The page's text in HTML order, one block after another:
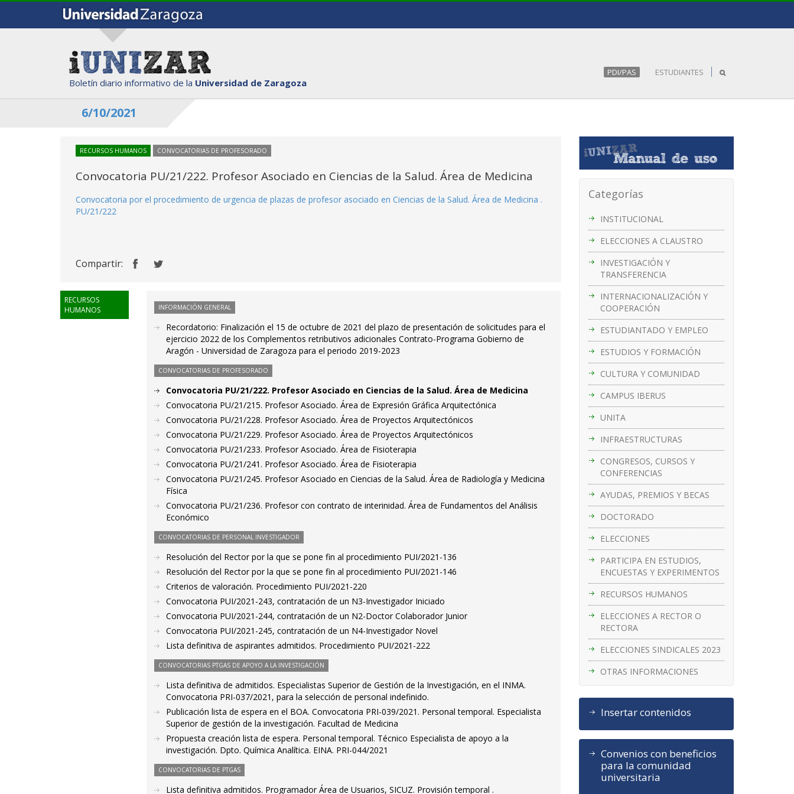
Boletín diario informativo de la Universidad de Zaragoza
PDI/PAS ESTUDIANTES
6/10/2021
Categorías
INSTITUCIONAL
ELECCIONES A CLAUSTRO
INVESTIGACIÓN Y
TRANSFERENCIA
INTERNACIONALIZACIÓN Y
COOPERACIÓN
ESTUDIANTADO Y EMPLEO
ESTUDIOS Y FORMACIÓN
CULTURA Y COMUNIDAD
CAMPUS IBERUS
UNITA
INFRAESTRUCTURAS
CONGRESOS, CURSOS Y
CONFERENCIAS
AYUDAS, PREMIOS Y BECAS
DOCTORADO
ELECCIONES
PARTICIPA EN ESTUDIOS,
ENCUESTAS Y EXPERIMENTOS
RECURSOS HUMANOS
ELECCIONES A RECTOR O
RECTORA
ELECCIONES SINDICALES 2023
OTRAS INFORMACIONES
Insertar contenidos
Convenios con beneficios
para la comunidad
universitaria
RECURSOS HUMANOS CONVOCATORIAS DE PROFESORADO
Convocatoria PU/21/222. Profesor Asociado en Ciencias de la Salud. Área de Medicina
Convocatoria por el procedimiento de urgencia de plazas de profesor asociado en Ciencias de la Salud. Área de Medicina .
PU/21/222
Compartir:
RECURSOS
HUMANOS
INFORMACIÓN GENERAL
Recordatorio: Finalización el 15 de octubre de 2021 del plazo de presentación de solicitudes para el
ejercicio 2022 de los Complementos retributivos adicionales Contrato-Programa Gobierno de
Aragón - Universidad de Zaragoza para el periodo 2019-2023
CONVOCATORIAS DE PROFESORADO
Convocatoria PU/21/222. Profesor Asociado en Ciencias de la Salud. Área de Medicina
Convocatoria PU/21/215. Profesor Asociado. Área de Expresión Gráfica Arquitectónica
Convocatoria PU/21/228. Profesor Asociado. Área de Proyectos Arquitectónicos
Convocatoria PU/21/229. Profesor Asociado. Área de Proyectos Arquitectónicos
Convocatoria PU/21/233. Profesor Asociado. Área de Fisioterapia
Convocatoria PU/21/241. Profesor Asociado. Área de Fisioterapia
Convocatoria PU/21/245. Profesor Asociado en Ciencias de la Salud. Área de Radiología y Medicina
Física
Convocatoria PU/21/236. Profesor con contrato de interinidad. Área de Fundamentos del Análisis
Económico
CONVOCATORIAS DE PERSONAL INVESTIGADOR
Resolución del Rector por la que se pone fin al procedimiento PUI/2021-136
Resolución del Rector por la que se pone fin al procedimiento PUI/2021-146
Criterios de valoración. Procedimiento PUI/2021-220
Convocatoria PUI/2021-243, contratación de un N3-Investigador Iniciado
Convocatoria PUI/2021-244, contratación de un N2-Doctor Colaborador Junior
Convocatoria PUI/2021-245, contratación de un N4-Investigador Novel
Lista definitiva de aspirantes admitidos. Procedimiento PUI/2021-222
CONVOCATORIAS PTGAS DE APOYO A LA INVESTIGACIÓN
Lista definitiva de admitidos. Especialistas Superior de Gestión de la Investigación, en el INMA.
Convocatoria PRI-037/2021, para la selección de personal indefinido.
Publicación lista de espera en el BOA. Convocatoria PRI-039/2021. Personal temporal. Especialista
Superior de gestión de la investigación. Facultad de Medicina
Propuesta creación lista de espera. Personal temporal. Técnico Especialista de apoyo a la
investigación. Dpto. Química Analítica. EINA. PRI-044/2021
CONVOCATORIAS DE PTGAS
Lista definitiva admitidos. Programador Área de Usuarios, SICUZ. Provisión temporal .